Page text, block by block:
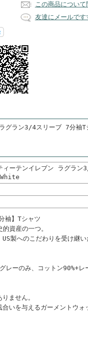
この商品について
友達にメールです
グラン3/4スリーブ 7分袖
ーテンイレブン ラグラン
袖】Tシャツ
資産の一つ。
製へのこだわりを受け継い
ーのみ、コットン90%+レ
ません。
いを与えるガーメントウォ